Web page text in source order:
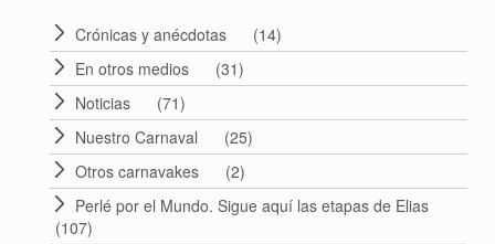
Crónicas y anécdotas
(14)
En otros medios
(31)
Noticias
(71)
Nuestro Carnaval
(25)
Otros carnavakes
(2)
Perlé por el Mundo. Sigue aquí las etapas de Elias
(107)